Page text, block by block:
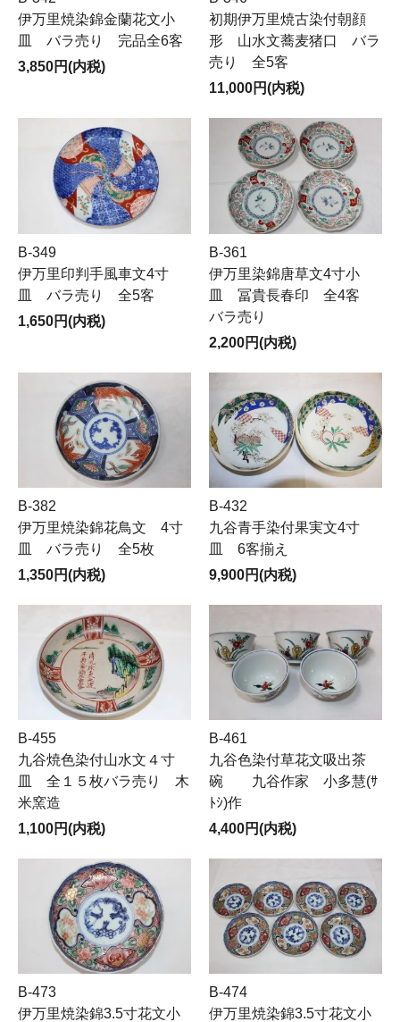
伊万里焼染錦金蘭花文小
皿 バラ売り 完品全6客
3,850円(内税)
初期伊万里焼古染付朝顔
形 山水文蕎麦猪口 バラ
売り 全5客
11,000円(内税)
B-349
伊万里印判手風車文4寸
皿 バラ売り 全5客
1,650円(内税)
B-361
伊万里染錦唐草文4寸小
皿 冨貴長春印 全4客
バラ売り
2,200円(内税)
B-382
伊万里焼染錦花鳥文 4寸
皿 バラ売り 全5枚
1,350円(内税)
B-432
九谷青手染付果実文4寸
皿 6客揃え
9,900円(内税)
B-455
九谷焼色染付山水文４寸
皿 全１５枚バラ売り 木
米窯造
1,100円(内税)
B-461
九谷色染付草花文吸出茶
碗 九谷作家 小多慧(ｻ
ﾄｼ)作
4,400円(内税)
B-473
伊万里焼染錦3.5寸花文小
B-474
伊万里焼染錦3.5寸花文小